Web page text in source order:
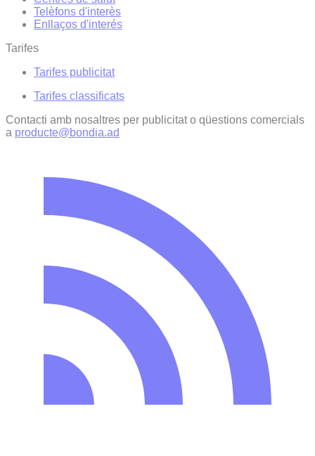
Telèfons d'interès
Enllaços d'interés
Tarifes
Tarifes publicitat
Tarifes classificats
Contacti amb nosaltres per publicitat o qüestions comercials
a producte@bondia.ad